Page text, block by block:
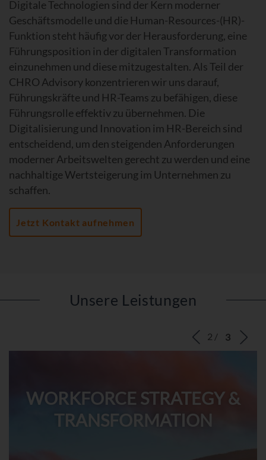
Digitale Technologien sind der Kern moderner
Geschäftsmodelle und die Human-Resources-(HR)-
Funktion steht häufig vor der Herausforderung, eine
Führungsposition in der digitalen Transformation
einzunehmen und diese mitzugestalten. Als Teil der
CHRO Advisory konzentrieren wir uns darauf,
Führungskräfte und HR-Teams zu befähigen, diese
Führungsrolle effektiv zu übernehmen. Die
Digitalisierung und Innovation im HR-Bereich sind
entscheidend, um den steigenden Anforderungen
moderner Arbeitswelten gerecht zu werden und eine
nachhaltige Wertsteigerung im Unternehmen zu
schaffen.
Jetzt Kontakt aufnehmen
Unsere Leistungen
WORKFORCE STRATEGY &
TRANSFORMATION
‹ ›